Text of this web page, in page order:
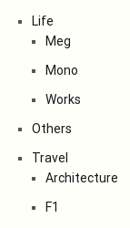
Life
Meg
Mono
Works
Others
Travel
Architecture
F1